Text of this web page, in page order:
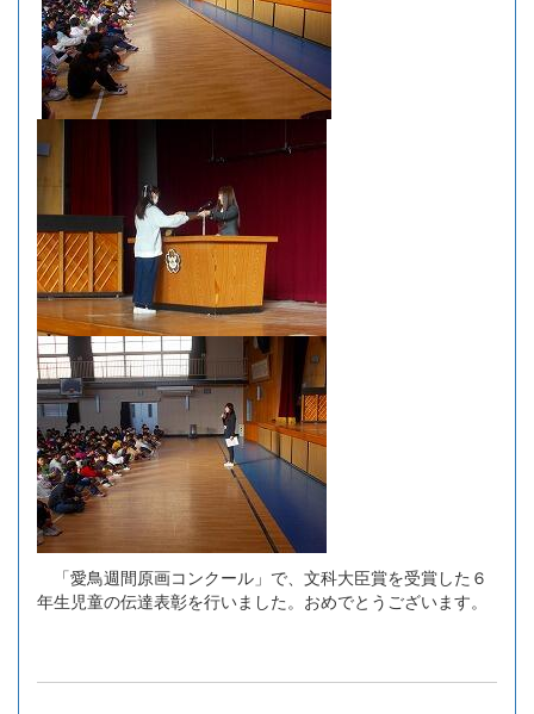
「愛鳥週間原画コンクール」で、文科大臣賞を受賞した６
年生児童の伝達表彰を行いました。おめでとうございます。